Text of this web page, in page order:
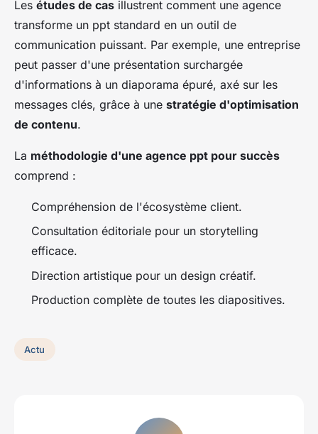
Les études de cas illustrent comment une agence
transforme un ppt standard en un outil de
communication puissant. Par exemple, une entreprise
peut passer d'une présentation surchargée
d'informations à un diaporama épuré, axé sur les
messages clés, grâce à une stratégie d'optimisation
de contenu.
La méthodologie d'une agence ppt pour succès
comprend :
Compréhension de l'écosystème client.
Consultation éditoriale pour un storytelling
efficace.
Direction artistique pour un design créatif.
Production complète de toutes les diapositives.
Actu